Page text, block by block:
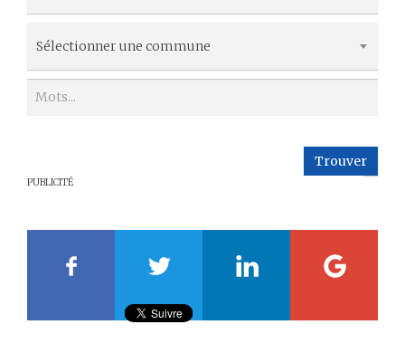
17
Sélectionner une commune
Trouver
PUBLICITÉ